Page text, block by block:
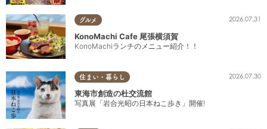
グルメ 2026.07.31
KonoMachi Cafe 尾張横須賀
KonoMachiランチのメニュー紹介！！
住まい・暮らし 2026.07.30
東海市創造の杜交流館
写真展「岩合光昭の日本ねこ歩き」開催!